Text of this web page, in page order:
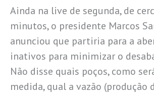
Ainda na live de segunda, de
minutos, o presidente Marcos
anunciou que partiria para a
inativos para minimizar o
Não disse quais poços, como
medida, qual a vazão (produção